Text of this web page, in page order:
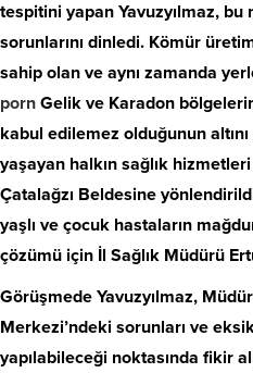
tespitini yapan Yavuzyılmaz, bu
sorunlarını dinledi. Kömür
sahip olan ve aynı zamanda
porn Gelik ve Karadon
kabul edilemez olduğunun
yaşayan halkın sağlık
Çatalağzı Beldesine
yaşlı ve çocuk hastaların
çözümü için İl Sağlık Müdürü
Görüşmede Yavuzyılmaz,
Merkezi’ndeki sorunları ve
yapılabileceği noktasında fikir